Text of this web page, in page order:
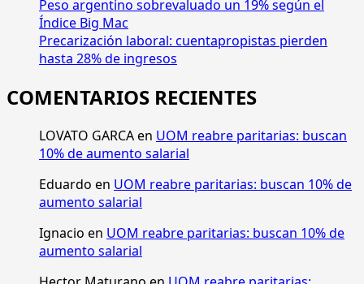
Peso argentino sobrevaluado un 19% según el
Índice Big Mac
Precarización laboral: cuentapropistas pierden
hasta 28% de ingresos
COMENTARIOS RECIENTES
LOVATO GARCAen UOM reabre paritarias: buscan
10% de aumento salarial
Eduardo en UOM reabre paritarias: buscan 10% de
aumento salarial
Ignacio en UOM reabre paritarias: buscan 10% de
aumento salarial